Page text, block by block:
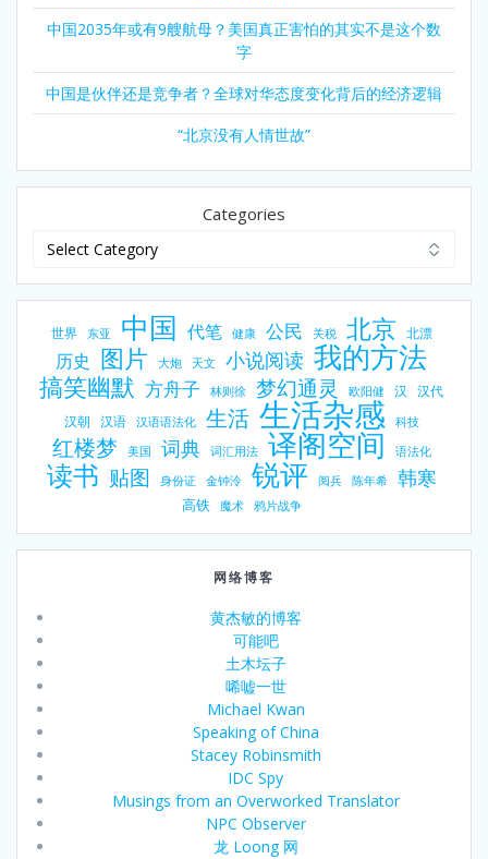
中国2035年或有9艘航母？美国真正害怕的其实不是这个数
字
中国是伙伴还是竞争者？全球对华态度变化背后的经济逻辑
“北京没有人情世故”
Categories
世界 东亚 中国 代笔 健康 公民 关税 北京 北漂
历史 图片 大炮 天文 小说阅读 我的方法
搞笑幽默 方舟子 林则徐 梦幻通灵 欧阳健 汉 汉代
汉朝 汉语 汉语语法化 生活 生活杂感 科技
红楼梦 美国 词典 词汇用法 译阁空间 语法化
读书 贴图 身份证 金钟泠 锐评 阅兵 陈年希 韩寒
高铁 魔术 鸦片战争
网络博客
黄杰敏的博客
可能吧
土木坛子
唏嘘一世
Michael Kwan
Speaking of China
Stacey Robinsmith
IDC Spy
Musings from an Overworked Translator
NPC Observer
龙 Loong 网